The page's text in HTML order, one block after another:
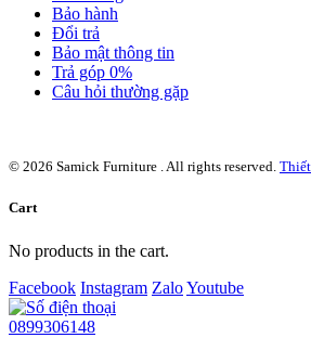
Bảo hành
Đổi trả
Bảo mật thông tin
Trả góp 0%
Câu hỏi thường gặp
© 2026 Samick Furniture . All rights reserved.
Cart
No products in the cart.
Facebook Instagram ZaloYoutube
0899306148